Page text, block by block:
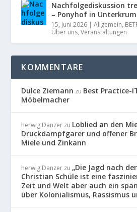
Nachfolgediskussion
– Ponyhof in
15, Juni 2026 |Allgemein,
Über uns,Veranstaltungen
KOMMENTARE
Dulce Ziemann zu Best Practice-
Möbelmacher
herwig Danzer zu Loblied an den
Druckdampfgarer und offener
Miele und Zinkann
herwig Danzer zu „Die Jagd nach
Christian Schüle ist eine
Zeit und Welt aber auch ein
über Kolonialismus, Rassismus